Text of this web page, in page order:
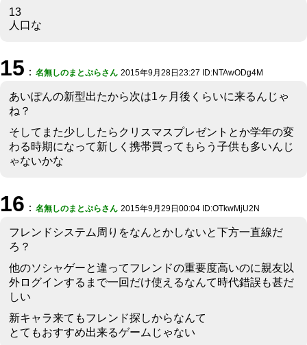
13
人口な
15 ： 名無しのまとぷらさん 2015年9月28日23:27 ID:NTAwODg4M
あいぽんの新型出たから次は1ヶ月後くらいに来るんじゃ
ね？
そしてまた少ししたらクリスマスプレゼントとか学年の変
わる時期になって新しく携帯買ってもらう子供も多いんじ
ゃないかな
16 ： 名無しのまとぷらさん 2015年9月29日00:04 ID:OTkwMjU2N
フレンドシステム周りをなんとかしないと下方一直線だ
ろ？
他のソシャゲーと違ってフレンドの重要度高いのに親友以
外ログインするまで一回だけ使えるなんて時代錯誤も甚だ
しい
新キャラ来てもフレンド探しからなんて
とてもおすすめ出来るゲームじゃない